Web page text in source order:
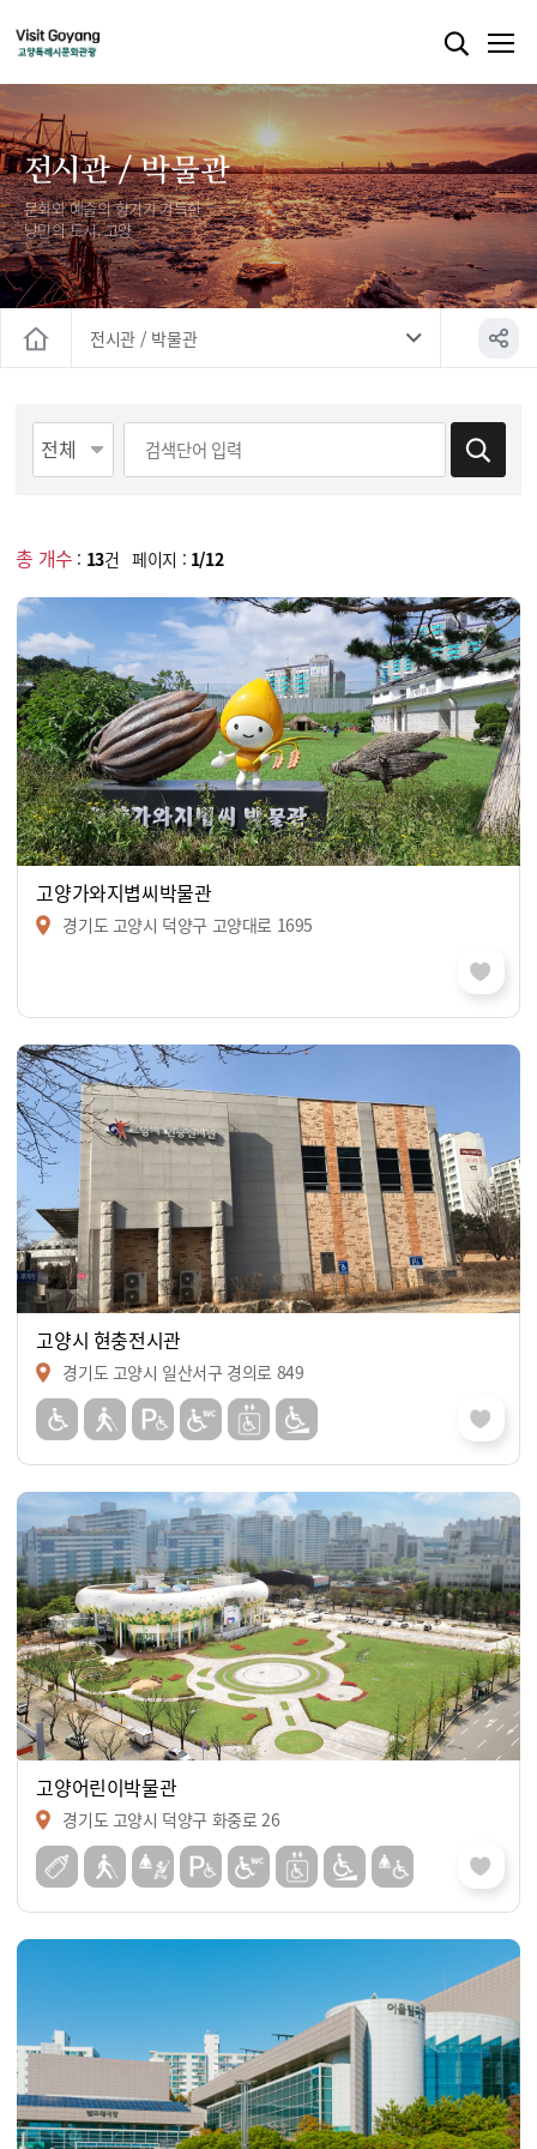
전시관 / 박물관
문화와 예술의 향기가 가득한
낭만의 도시, 고양
전시관 / 박물관
총 개수 : 13건 페이지 : 1/12
고양가와지볍씨박물관
경기도 고양시 덕양구 고양대로 1695
고양시 현충전시관
경기도 고양시 일산서구 경의로 849
고양어린이박물관
경기도 고양시 덕양구 화중로 26